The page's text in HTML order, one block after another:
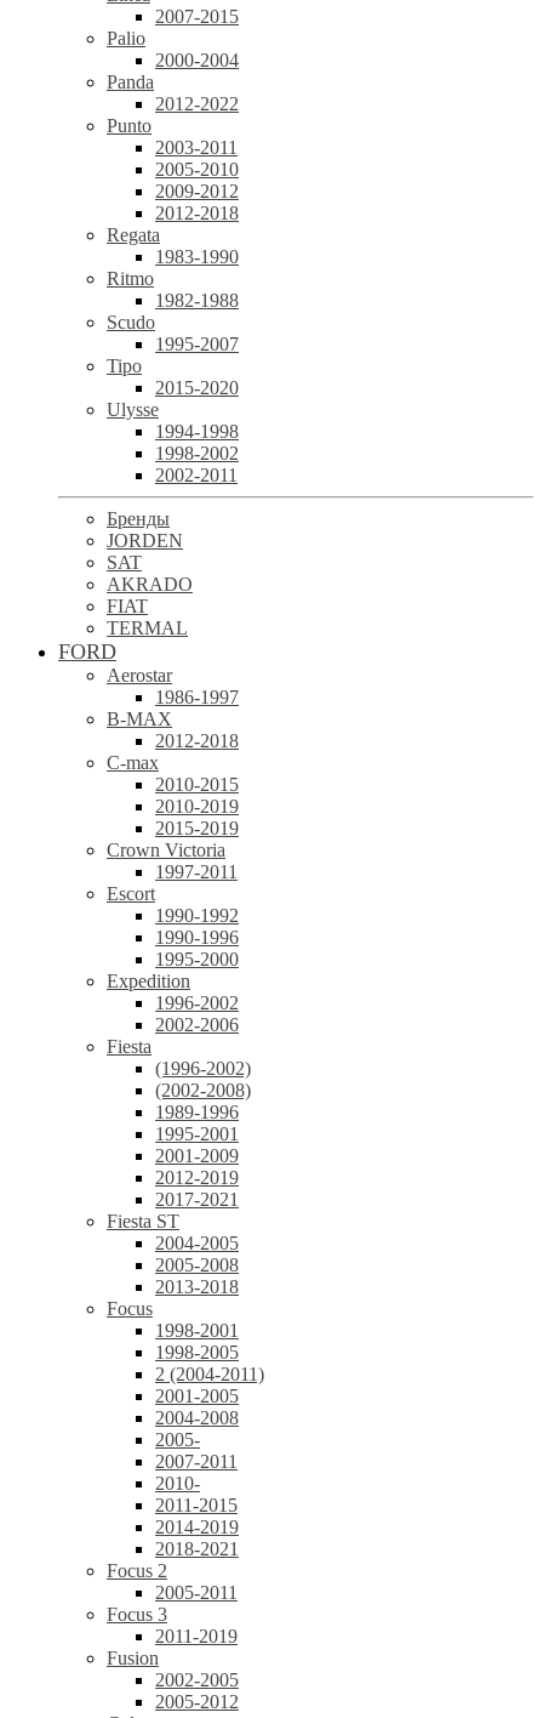
2007-2015
Palio
2000-2004
Panda
2012-2022
Punto
2003-2011
2005-2010
2009-2012
2012-2018
Regata
1983-1990
Ritmo
1982-1988
Scudo
1995-2007
Tipo
2015-2020
Ulysse
1994-1998
1998-2002
2002-2011
Бренды
JORDEN
SAT
AKRADO
FIAT
TERMAL
FORD
Aerostar
1986-1997
B-MAX
2012-2018
C-max
2010-2015
2010-2019
2015-2019
Crown Victoria
1997-2011
Escort
1990-1992
1990-1996
1995-2000
Expedition
1996-2002
2002-2006
Fiesta
(1996-2002)
(2002-2008)
1989-1996
1995-2001
2001-2009
2012-2019
2017-2021
Fiesta ST
2004-2005
2005-2008
2013-2018
Focus
1998-2001
1998-2005
2 (2004-2011)
2001-2005
2004-2008
2005-
2007-2011
2010-
2011-2015
2014-2019
2018-2021
Focus 2
2005-2011
Focus 3
2011-2019
Fusion
2002-2005
2005-2012